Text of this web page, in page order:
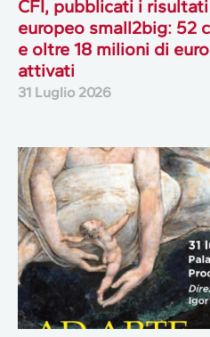
CFI, pubblicati i
europeo small2big: 52
e oltre 18 milioni di
attivati
31 Luglio 2026